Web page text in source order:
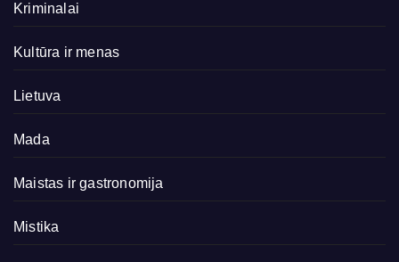
Kriminalai
Kultūra ir menas
Lietuva
Mada
Maistas ir gastronomija
Mistika